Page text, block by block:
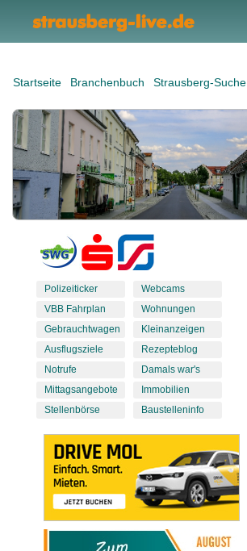
Startseite Branchenbuch Strausberg-Suche
Polizeiticker
VBB Fahrplan
Gebrauchtwagen
Ausflugsziele
Notrufe
Mittagsangebote
Stellenbörse
Webcams
Wohnungen
Kleinanzeigen
Rezepteblog
Damals war's
Immobilien
Baustelleninfo